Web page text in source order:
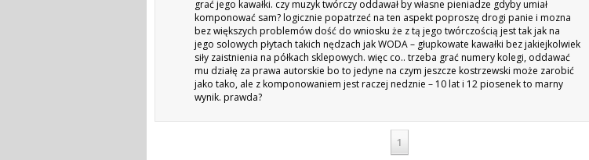
grać jego kawałki. czy muzyk twórczy oddawał by własne pieniadze gdyby umiał
komponować sam? logicznie popatrzeć na ten aspekt poproszę drogi panie i mozna
bez większych problemów dość do wniosku że z tą jego twórczością jest tak jak na
jego solowych płytach takich nędzach jakWODA– głupkowate kawałki bez jakiejkolwiek
siły zaistnienia na półkach sklepowych. więc co.. trzeba grać numery kolegi, oddawać
mu działę za prawa autorskie bo to jedyne na czym jeszcze kostrzewski może zarobić
jako tako, ale z komponowaniem jest raczej nedznie – 10 lat i 12 piosenek to marny
wynik. prawda?
1